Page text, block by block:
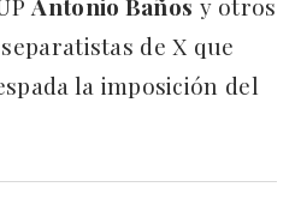
de X que
la imposición del